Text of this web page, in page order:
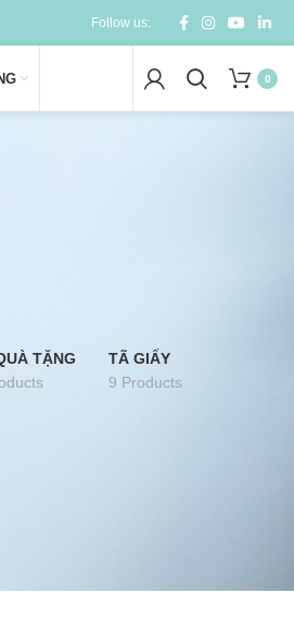
Follow us:
0
TẶNG
TÃ GIẤY
9 Products